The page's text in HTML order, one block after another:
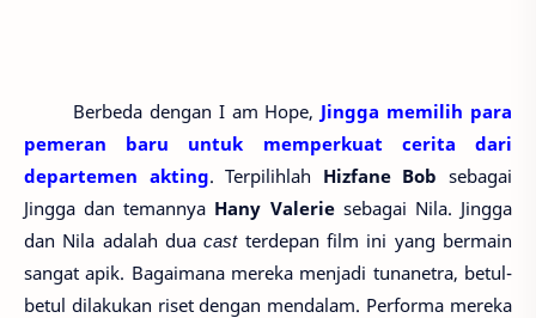
Berbeda dengan I am Hope, Jingga memilih para
pemeran baru untuk memperkuat cerita dari
departemen akting. Terpilihlah Hizfane Bob sebagai
Jingga dan temannya Hany Valeriesebagai Nila. Jingga
dan Nila adalah duacastterdepan film ini yang bermain
sangat apik. Bagaimana mereka menjadi tunanetra, betul-
betul dilakukan riset dengan mendalam. Performa mereka